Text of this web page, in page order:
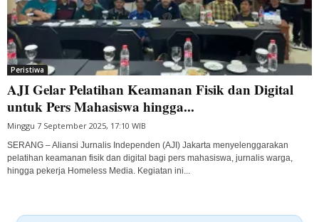
Peristiwa
AJI Gelar Pelatihan Keamanan Fisik dan Digital
untuk Pers Mahasiswa hingga...
Minggu 7 September 2025, 17:10 WIB
SERANG – Aliansi Jurnalis Independen (AJI) Jakarta menyelenggarakan
pelatihan keamanan fisik dan digital bagi pers mahasiswa, jurnalis warga,
hingga pekerja Homeless Media. Kegiatan ini...